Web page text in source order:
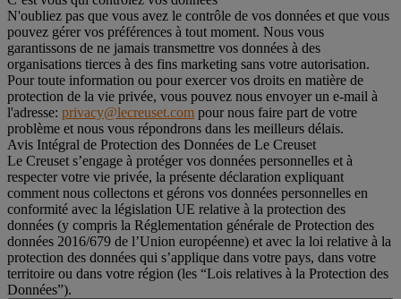
N'oubliez pas que vous avez le contrôle de vos données et que vous
pouvez gérer vos préférences à tout moment. Nous vous
garantissons de ne jamais transmettre vos données à des
organisations tierces à des fins marketing sans votre autorisation.
Pour toute information ou pour exercer vos droits en matière de
protection de la vie privée, vous pouvez nous envoyer un e-mail à
l'adresse: privacy@lecreuset.com pour nous faire part de votre
problème et nous vous répondrons dans les meilleurs délais.
Avis Intégral de Protection des Données de Le Creuset
Le Creuset s’engage à protéger vos données personnelles et à
respecter votre vie privée, la présente déclaration expliquant
comment nous collectons et gérons vos données personnelles en
conformité avec la législation UE relative à la protection des
données (y compris la Réglementation générale de Protection des
données 2016/679 de l’Union européenne) et avec la loi relative à la
protection des données qui s’applique dans votre pays, dans votre
territoire ou dans votre région (les “Lois relatives à la Protection des
Données”).